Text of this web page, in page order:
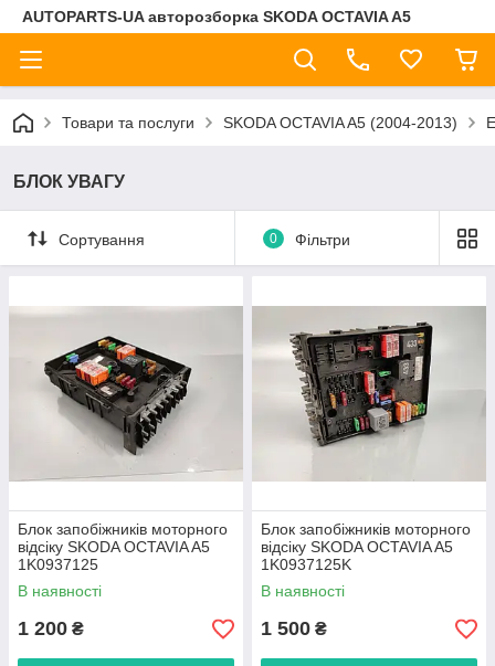
AUTOPARTS-UA авторозборка SKODA OCTAVIA A5
Товари та послуги SKODA OCTAVIA A5 (2004-2013)
БЛОК УВАГУ
Сортування 0 Фільтри
Блок запобіжників моторного
відсіку SKODA OCTAVIA A5
1K0937125
В наявності
1 200 ₴
Блок запобіжників моторного
відсіку SKODA OCTAVIA A5
1K0937125K
В наявності
1 500 ₴